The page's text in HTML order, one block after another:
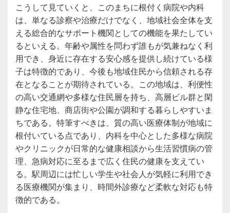
こうして見ていくと、このまちに根付く病院や内科
は、単なる診察や治療だけでなく、地域社会全体を支
える総合的なサポート機関としての機能を果たしてい
るといえる。年齢や属性を問わず誰もが気兼ねなく利
用でき、身近に存在する安心感を提供し続けている様
子は特徴的であり、今後も地域住民から信頼される存
在となることが期待されている。この地域は、利便性
の高い交通網や多様な住民層を持ち、高層ビル群と閑
静な住宅地、商店街や公園が調和する暮らしやすいま
ちである。特筆すべきは、質の高い医療体制が地域に
根付いている点であり、内科を中心とした多様な病院
やクリニックが日常的な健康相談から生活習慣病の管
理、急病対応に至るまで広く住民の健康を支えてい
る。駅周辺には忙しい学生や社会人が気軽に利用でき
る医療機関が集まり、時間外診療など柔軟な対応も特
徴的である。